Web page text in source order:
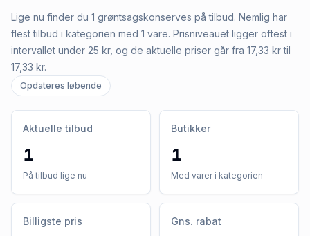
Lige nu finder du 1 grøntsagskonserves på tilbud. Nemlig har
flest tilbud i kategorien med 1 vare. Prisniveauet ligger oftest i
intervallet under 25 kr, og de aktuelle priser går fra 17,33 kr til
17,33 kr.
Opdateres løbende
Aktuelle tilbud
1
På tilbud lige nu
Butikker
1
Med varer i kategorien
Billigste pris Gns. rabat